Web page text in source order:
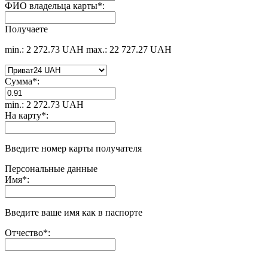
ФИО владельца карты*:
Получаете
min.: 2 272.73 UAH max.: 22 727.27 UAH
Сумма*:
min.: 2 272.73 UAH
На карту*:
Введите номер карты получателя
Персональные данные
Имя*:
Введите ваше имя как в паспорте
Отчество*: